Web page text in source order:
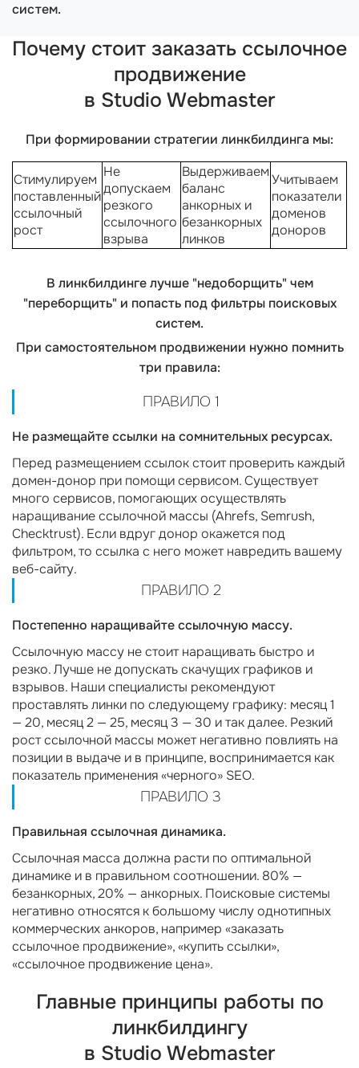
систем.
Почему стоит заказать ссылочное
продвижение
в Studio Webmaster
При формировании стратегии линкбилдинга мы:
Стимулируем
поставленный
ссылочный
рост
Не
допускаем
резкого
ссылочного
взрыва
Выдерживаем
баланс
анкорных и
безанкорных
линков
Учитываем
показатели
доменов
доноров
В линкбилдинге лучше "недоборщить" чем
"переборщить" и попасть под фильтры поисковых
систем.
При самостоятельном продвижении нужно помнить
три правила:
ПРАВИЛО 1
Не размещайте ссылки на сомнительных ресурсах.
Перед размещением ссылок стоит проверить каждый
домен-донор при помощи сервисом. Существует
много сервисов, помогающих осуществлять
наращивание ссылочной массы (Ahrefs, Semrush,
Checktrust). Если вдруг донор окажется под
фильтром, то ссылка с него может навредить вашему
веб-сайту.
ПРАВИЛО 2
Постепенно наращивайте ссылочную массу.
Ссылочную массу не стоит наращивать быстро и
резко. Лучше не допускать скачущих графиков и
взрывов. Наши специалисты рекомендуют
проставлять линки по следующему графику: месяц 1
— 20, месяц 2 — 25, месяц 3 — 30 и так далее. Резкий
рост ссылочной массы может негативно повлиять на
позиции в выдаче и в принципе, воспринимается как
показатель применения «черного» SEO.
ПРАВИЛО 3
Правильная ссылочная динамика.
Ссылочная масса должна расти по оптимальной
динамике и в правильном соотношении. 80% —
безанкорных, 20% — анкорных. Поисковые системы
негативно относятся к большому числу однотипных
коммерческих анкоров, например «заказать
ссылочное продвижение», «купить ссылки»,
«ссылочное продвижение цена».
Главные принципы работы по
линкбилдингу
в Studio Webmaster